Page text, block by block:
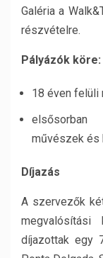
Galéria a
részvételre.
Pályázók köre:
18 éven felüli
művészek és
Díjazás
A szervezők
díjazottak egy